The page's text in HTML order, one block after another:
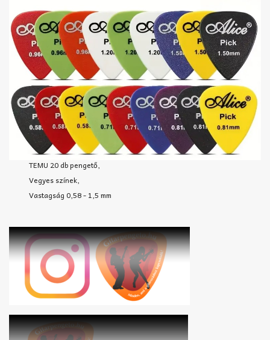
TEMU 20 db pengető,
Vegyes színek,
Vastagság 0,58 - 1,5 mm